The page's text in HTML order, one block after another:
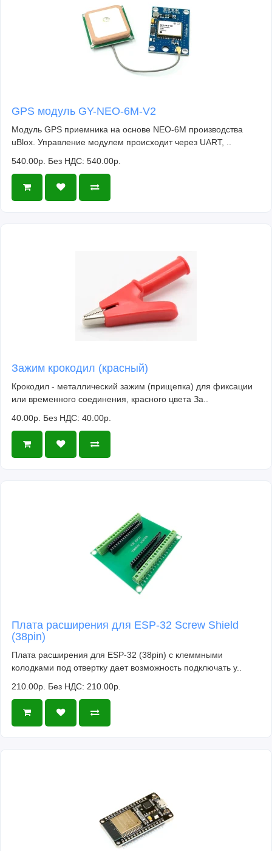
GPS модуль GY-NEO-6M-V2
Модуль GPS приемника на основе NEO-6M производства
uBlox. Управление модулем происходит через UART, ..
540.00р. Без НДС: 540.00р.
Зажим крокодил (красный)
Крокодил - металлический зажим (прищепка) для фиксации
или временного соединения, красного цвета За..
40.00р. Без НДС: 40.00р.
Плата расширения для ESP-32 Screw Shield
(38pin)
Плата расширения для ESP-32 (38pin) с клеммными
колодками под отвертку дает возможность подключать у..
210.00р. Без НДС: 210.00р.